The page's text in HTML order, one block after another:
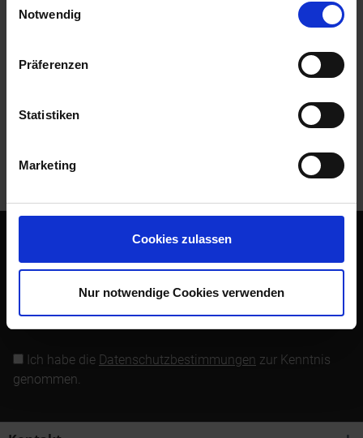
Cookies, wenn Sie unsere Webseite weiterhin nutzen.
Notwendig
Präferenzen
Statistiken
Marketing
Cookies zulassen
Nur notwendige Cookies verwenden
Original Bing Ersatzteil. Diese Düse passt in viele Bing
Bewertungen
Sie keine Neuigkeit oder Aktion mehr von Siebenrock.
Newsletter abonnieren
Ich habe die Datenschutzbestimmungen zur Kenntnis
genommen.